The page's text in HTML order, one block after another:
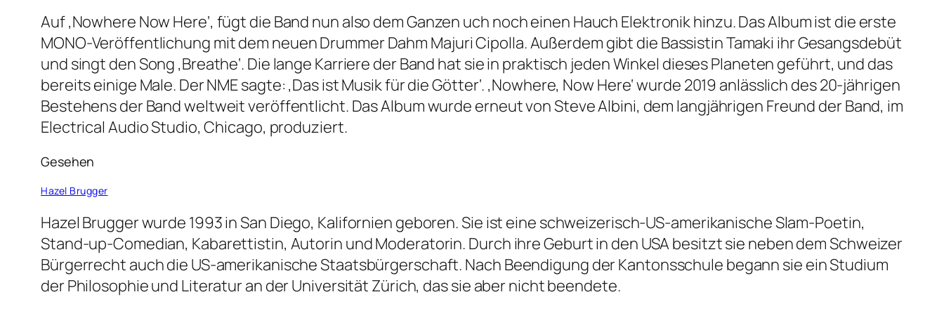
Auf ‚Nowhere Now Here‘, fügt die Band nun also dem Ganzen uch noch einen Hauch Elektronik hinzu. Das Album ist die erste
MONO-Veröffentlichung mit dem neuen Drummer Dahm Majuri Cipolla. Außerdem gibt die Bassistin Tamaki ihr Gesangsdebüt
und singt den Song ‚Breathe‘. Die lange Karriere der Band hat sie in praktisch jeden Winkel dieses Planeten geführt, und das
bereits einige Male. Der NME sagte: ‚Das ist Musik für die Götter‘. ‚Nowhere, Now Here‘ wurde 2019 anlässlich des 20-jährigen
Bestehens der Band weltweit veröffentlicht. Das Album wurde erneut von Steve Albini, dem langjährigen Freund der Band, im
Electrical Audio Studio, Chicago, produziert.
Gesehen
Hazel Brugger
Hazel Brugger wurde 1993 in San Diego, Kalifornien geboren. Sie ist eine schweizerisch-US-amerikanische Slam-Poetin,
Stand-up-Comedian, Kabarettistin, Autorin und Moderatorin. Durch ihre Geburt in den USA besitzt sie neben dem Schweizer
Bürgerrecht auch die US-amerikanische Staatsbürgerschaft. Nach Beendigung der Kantonsschule begann sie ein Studium
der Philosophie und Literatur an der Universität Zürich, das sie aber nicht beendete.